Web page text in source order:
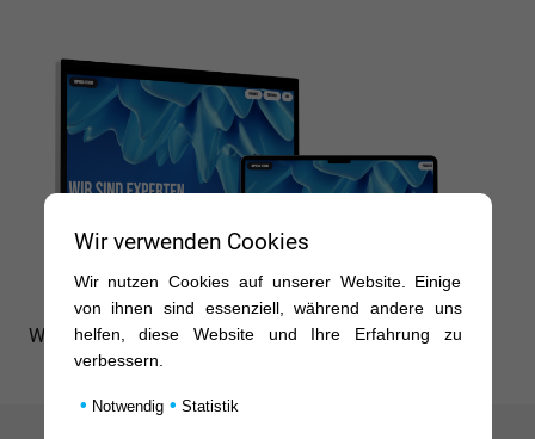
Was macht eine gute Website aus?
Wir verwenden Cookies
Wir nutzen Cookies auf unserer Website. Einige
von ihnen sind essenziell, während andere uns
helfen, diese Website und Ihre Erfahrung zu
verbessern.
• Notwendig • Statistik